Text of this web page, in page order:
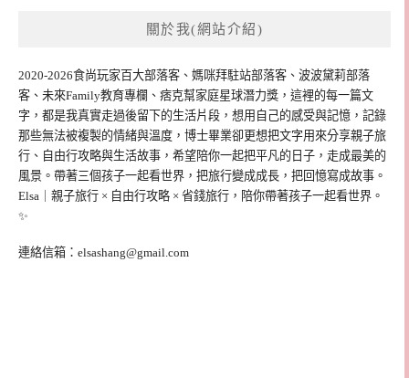
關於我(網站介紹)
2020-2026食尚玩家百大部落客、媽咪拜駐站部落客、波波黛莉部落
客、未來Family教育專欄、痞克幫家庭星球潛力獎，這裡的每一篇文
字，都是我真實走過後留下的生活片段，想用自己的感受與記憶，記錄
那些無法被複製的情緒與溫度，博士畢業卻更想把文字用來分享親子旅
行、自由行攻略與生活故事，希望陪你一起把平凡的日子，走成最美的
風景。帶著三個孩子一起看世界，把旅行變成成長，把回憶寫成故事。
Elsa｜親子旅行 × 自由行攻略 × 省錢旅行，陪你帶著孩子一起看世界。
✨
連絡信箱： elsashang@gmail.com